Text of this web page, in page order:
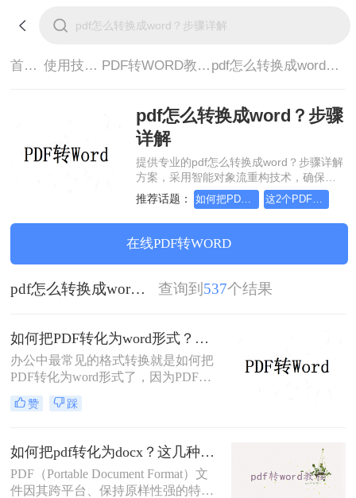
首页> 使用技巧> PDF转WORD教程> pdf怎么转换成word？步骤详解
pdf怎么转换成word？步骤
详解
提供专业的pdf怎么转换成word？步骤详解
方案，采用智能对象流重构技术，确保文
档1:1高保真还原且排版不乱码。支持一键
批量处理，全链路 SSL 加密保障隐私安
全。助您快速实现pdf怎么转换成word？步
骤详解，无需安装，高效办公。
推荐话题： 如何把PDF转化为word形式
在线PDF转WORD
pdf怎么转换成word？步骤详解 查询到 537个结果
如何把PDF转化为word形式？这3个方法让你快速转换!
办公中最常见的格式转换就是如何把
PDF转化为word形式了，因为PDF文
件不易编辑，所以想要编辑里面的内
容就得要转换成容易编辑的Word文
转word呢？给大家推荐一个好用的工
具，大家可以搜索转转大师PDF转换
器，然后点击进去进行在线转换。
赞 踩
如何把pdf转化为docx？这几种在线转换方法快来了解下！
PDF（Portable Document Format）文
件因其跨平台、保持原样性强的特点